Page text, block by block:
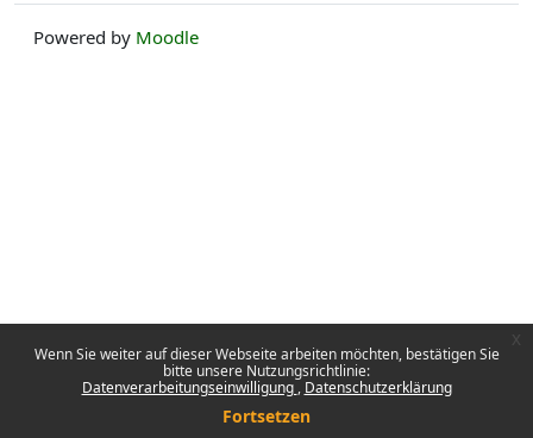
Wenn Sie weiter auf dieser Webseite arbeiten möchten, bestätigen Sie
bitte unsere Nutzungsrichtlinie:
Datenverarbeitungseinwilligung Datenschutzerklärung
Fortsetzen
Powered by Moodle